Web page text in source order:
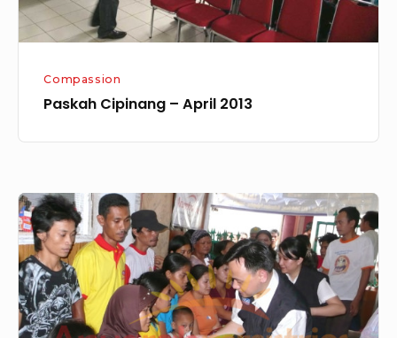
Compassion
Paskah Cipinang – April 2013
COMPASSION
MINISTRY
12th
of
April
2009